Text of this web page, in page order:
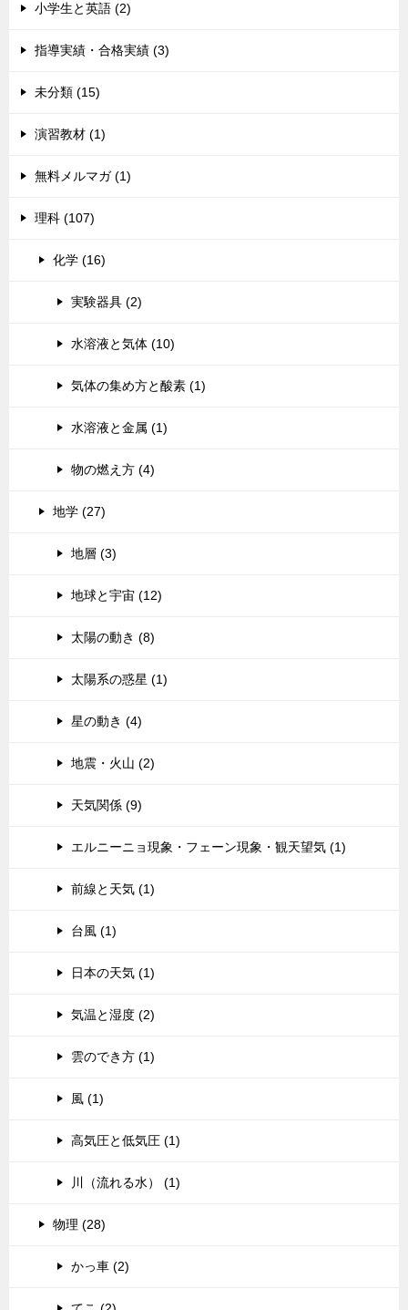
小学生と英語 (2)
指導実績・合格実績 (3)
未分類 (15)
演習教材 (1)
無料メルマガ (1)
理科 (107)
化学 (16)
実験器具 (2)
水溶液と気体 (10)
気体の集め方と酸素 (1)
水溶液と金属 (1)
物の燃え方 (4)
地学 (27)
地層 (3)
地球と宇宙 (12)
太陽の動き (8)
太陽系の惑星 (1)
星の動き (4)
地震・火山 (2)
天気関係 (9)
エルニーニョ現象・フェーン現象・観天望気 (1)
前線と天気 (1)
台風 (1)
日本の天気 (1)
気温と湿度 (2)
雲のでき方 (1)
風 (1)
高気圧と低気圧 (1)
川（流れる水） (1)
物理 (28)
かっ車 (2)